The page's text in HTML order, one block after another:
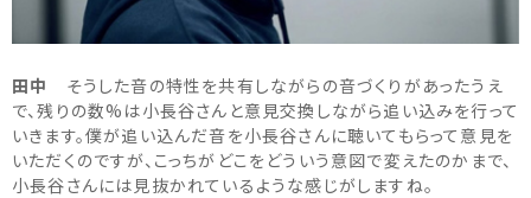
田中
そうした音の特性を共有しながらの音づくりがあったうえ
で、残りの数%は小長谷さんと意見交換しながら追い込みを行って
いきます。僕が追い込んだ音を小長谷さんに聴いてもらって意見を
いただくのですが、こっちがどこをどういう意図で変えたのかまで、
小長谷さんには見抜かれているような感じがしますね。